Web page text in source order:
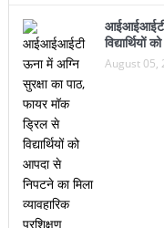
आईआईआईटी
विद्यार्थियों
August 05,